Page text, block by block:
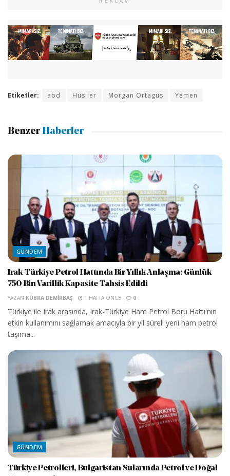
REKLAM
Etiketler: abd Husiler Morgan Ortagus Yemen
Benzer Haberler
GÜNDEM
Irak-Türkiye Petrol Hattında Bir Yıllık Anlaşma: Günlük
750 Bin Varillik Kapasite Tahsis Edildi
YAZAN KÜBRA DEMIRBAŞ 1 HAFTA ÖNCE 0
Türkiye ile Irak arasında, Irak-Türkiye Ham Petrol Boru Hattı'nın
etkin kullanımını sağlamak amacıyla bir yıl süreli yeni ham petrol
taşıma...
GÜNDEM
Türkiye Petrolleri, Bulgaristan Sularında Petrol ve Doğal